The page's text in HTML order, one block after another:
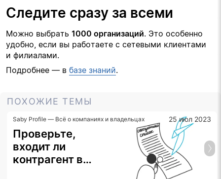
Следите сразу за всеми
Можно выбрать 1000 организаций. Это особенно
удобно, если вы работаете с сетевыми клиентами
и филиалами.
Подробнее — в базе знаний.
ПОХОЖИЕ ТЕМЫ
Saby Profile — Всё о компаниях и владельцах 25 июл 2023
Проверьте,
входит ли
контрагент в